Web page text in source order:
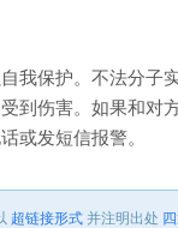
保护。不法分子
到伤害。如果和对
或发短信报警。
超链接形式 并注明出处